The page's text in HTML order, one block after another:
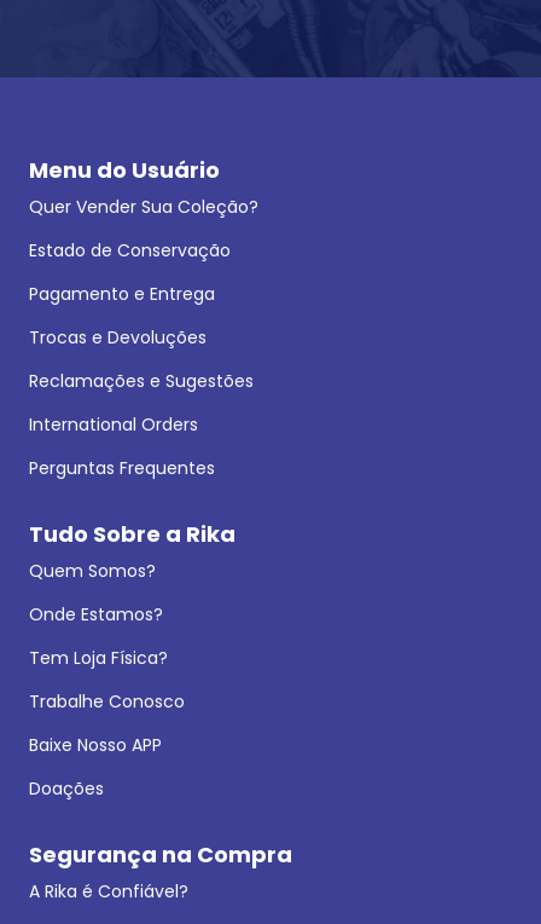
Menu do Usuário
Quer Vender Sua Coleção?
Estado de Conservação
Pagamento e Entrega
Trocas e Devoluções
Reclamações e Sugestões
International Orders
Perguntas Frequentes
Tudo Sobre a Rika
Quem Somos?
Onde Estamos?
Tem Loja Física?
Trabalhe Conosco
Baixe Nosso APP
Doações
Segurança na Compra
A Rika é Confiável?